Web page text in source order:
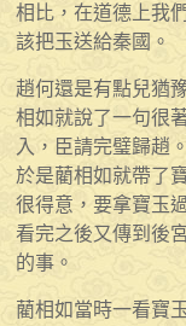
相比，在道德上我
該把玉送給秦國。
趙何還是有點兒猶
相如就說了一句很
入，臣請完璧歸趙
於是藺相如就帶了
很得意，要拿寶玉
看完之後又傳到後
的事。
藺相如當時一看寶